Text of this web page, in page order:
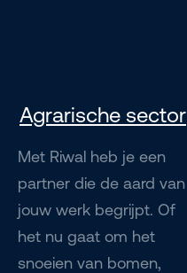
Agrarische sector
Met Riwal heb je een
partner die de aard van
jouw werk begrijpt. Of
het nu gaat om het
snoeien van bomen,